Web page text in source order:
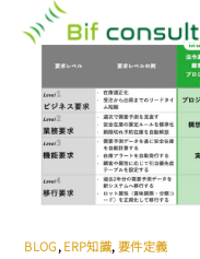
content
BLOG,ERP知識,要件定義